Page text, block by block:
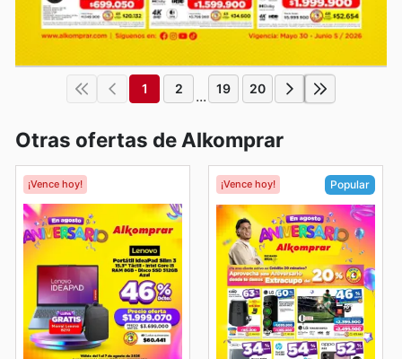
1 2 ... 19 20
Otras ofertas de Alkomprar
¡Vence hoy! ¡Vence hoy! Popular